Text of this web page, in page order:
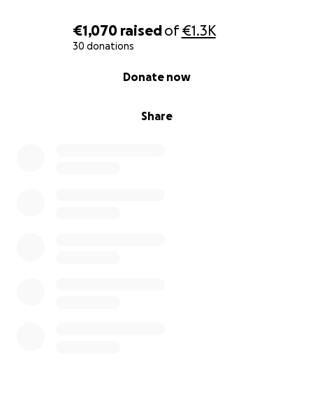
€1,070 raisedof€1.3K
30 donations
Share
Donate now